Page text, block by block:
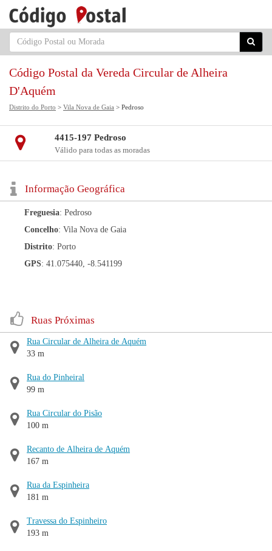
Código Postal da Vereda Circular de Alheira
D'Aquém
Distrito do Porto > Vila Nova de Gaia > Pedroso
4415-197 Pedroso
Válido para todas as moradas
Informação Geográfica
Freguesia: Pedroso
Concelho: Vila Nova de Gaia
Distrito: Porto
GPS: 41.075440, -8.541199
Ruas Próximas
Rua Circular de Alheira de Aquém
33 m
Rua do Pinheiral
99 m
Rua Circular do Pisão
100 m
Recanto de Alheira de Aquém
167 m
Rua da Espinheira
181 m
Travessa do Espinheiro
193 m